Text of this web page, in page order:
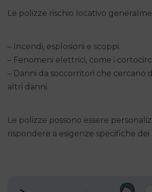
Le polizze rischio locativo
– Incendi, esplosioni e scoppi.
– Fenomeni elettrici, come i
– Danni da soccorritori che cercano
altri danni.
Le polizze possono essere
rispondere a esigenze specifiche dei